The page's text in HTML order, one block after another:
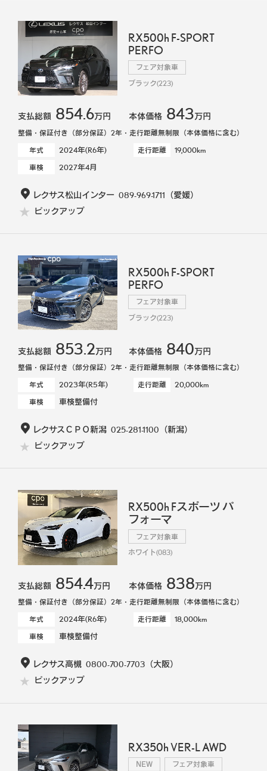
RX500h F-SPORT
PERFO
フェア対象車
ブラック(223)
支払総額 854.6万円 本体価格 843万円
整備・保証付き（部分保証）2年・走行距離無制限（本体価格に含む）
年式
2024年(R6年) 走行距離 19,000km
車検 2027年4月
レクサス松山インター 089-969-1711 （愛媛）
ピックアップ
RX500h F-SPORT
PERFO
フェア対象車
ブラック(223)
支払総額 853.2万円 本体価格 840万円
整備・保証付き（部分保証）2年・走行距離無制限（本体価格に含む）
年式
2023年(R5年) 走行距離 20,000km
車検 車検整備付
レクサスＣＰＯ新潟 025-281-1100 （新潟）
ピックアップ
RX500h Fスポーツ パ
フォーマ
フェア対象車
ホワイト(083)
支払総額 854.4万円 本体価格 838万円
整備・保証付き（部分保証）2年・走行距離無制限（本体価格に含む）
年式
2024年(R6年) 走行距離 18,000km
車検 車検整備付
レクサス高槻 0800-700-7703（大阪）
ピックアップ
RX350h VER-L AWD
NEW フェア対象車